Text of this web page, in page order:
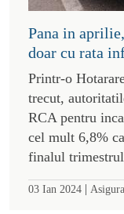
Pana in
doar cu rata
Printr-o
trecut,
RCA pentru
cel mult 6,8%
finalul
03 Ian 2024 |